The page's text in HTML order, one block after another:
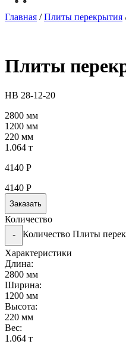
Главная /Плиты перекрытия
Плиты
НВ 28-12-20
2800 мм
1200 мм
220 мм
1.064 т
4140 Р
4140 Р
Заказать
Количество
-
Количество Плиты
Характеристики
Длина:
2800 мм
Ширина:
1200 мм
Высота:
220 мм
Вес:
1.064 т